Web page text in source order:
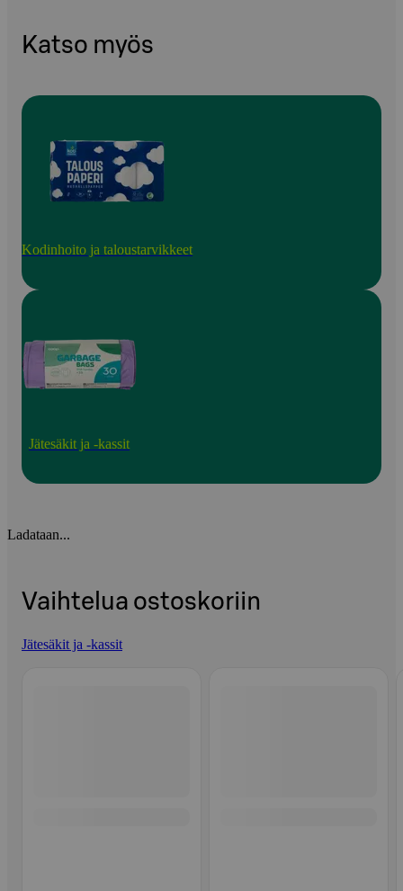
Katso myös
Kodinhoito ja taloustarvikkeet
Jätesäkit ja -kassit
Ladataan...
Vaihtelua ostoskoriin
Jätesäkit ja -kassit